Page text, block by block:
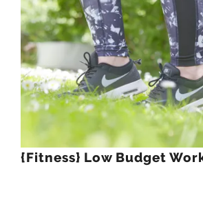
{Fitness} Low Budget